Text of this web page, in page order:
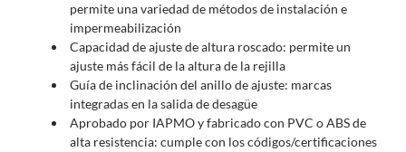
permite una variedad de métodos de instalación e
impermeabilización
Capacidad de ajuste de altura roscado: permite un
ajuste más fácil de la altura de la rejilla
Guía de inclinación del anillo de ajuste: marcas
integradas en la salida de desagüe
Aprobado por IAPMO y fabricado con PVC o ABS de
alta resistencia: cumple con los códigos/certificaciones